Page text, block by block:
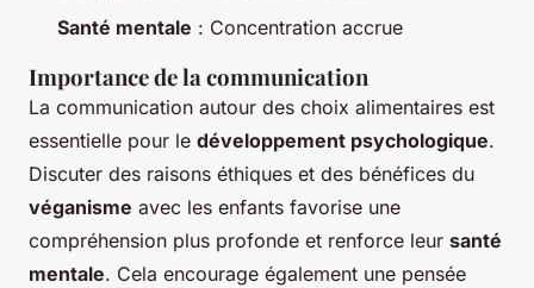
Santé mentale : Concentration accrue
Importance de la communication
La communication autour des choix alimentaires est
essentielle pour le développement psychologique.
Discuter des raisons éthiques et des bénéfices du
véganisme avec les enfants favorise une
compréhension plus profonde et renforce leur santé
mentale. Cela encourage également une pensée